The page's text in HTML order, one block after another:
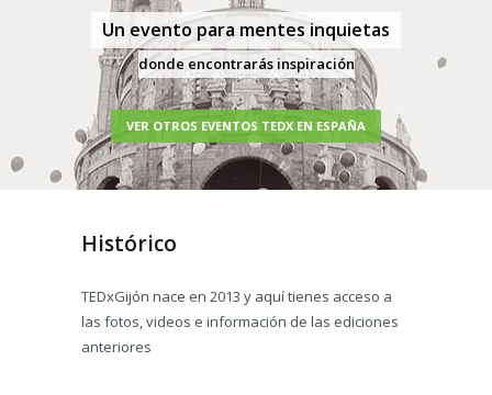
Un evento para mentes inquietas
donde encontrarás inspiración
VER OTROS EVENTOS TEDX EN ESPAÑA
Histórico
TEDxGijón nace en 2013 y aquí tienes acceso a
las fotos, videos e información de las ediciones
anteriores